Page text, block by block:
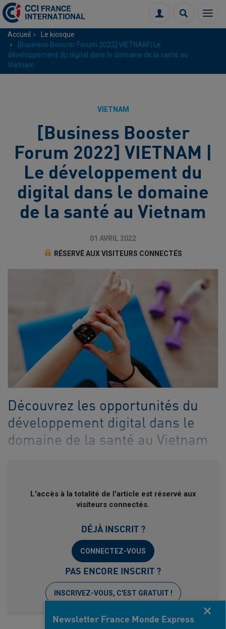
Menu
Connexion
Accueil
Le kiosque
[Business Booster Forum 2022] VIETNAM | Le
développement du digital dans le domaine de la santé au
Vietnam
VIETNAM
[Business Booster
Forum 2022] VIETNAM |
Le développement du
digital dans le domaine
de la santé au Vietnam
01 AVRIL 2022
RÉSERVÉ AUX VISITEURS CONNECTÉS
Découvrez les opportunités du
développement digital dans le
domaine de la santé au Vietnam
L'accès à la totalité de l'article est réservé aux
visiteurs connectés.
DÉJÀ INSCRIT ?
CONNECTEZ-VOUS
PAS ENCORE INSCRIT ?
INSCRIVEZ-VOUS, C'EST GRATUIT !
Newsletter France Monde Express